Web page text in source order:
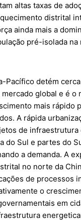
altas taxas de
distrital
ainda mais a
pré-isolada na
Pacífico detém
global e é o
mais rápido
A rápida
de infraestrutura
do Sul e partes do
a demanda. A
no norte da
de processos
o
em